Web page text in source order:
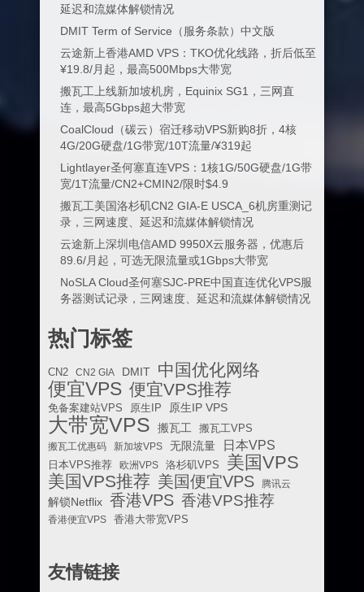
延迟和流媒体解锁情况
DMIT Term of Service（服务条款）中文版
云途新上香港AMD VPS：TKO优化线路，折后低至
¥19.8/月起，最高500Mbps大带宽
搬瓦工上线新加坡机房，Equinix SG1，三网直
连，最高5Gbps超大带宽
CoalCloud（碳云）宿迁移动VPS新购8折，4核
4G/20G硬盘/1G带宽/10T流量/¥319起
Lightlayer圣何塞直连VPS：1核1G/50G硬盘/1G带
宽/1T流量/CN2+CMIN2/限时$4.9
搬瓦工美国洛杉矶CN2 GIA-E USCA_6机房重测记
录，三网速度、延迟和流媒体解锁情况
云途新上深圳电信AMD 9950X云服务器，优惠后
89.6/月起，可选无限流量或1Gbps大带宽
NoSLA Cloud圣何塞SJC-PRE中国直连优化VPS服
务器测试记录，三网速度、延迟和流媒体解锁情况
热门标签
CN2 CN2 GIA DMIT 中国优化网络
便宜VPS 便宜VPS推荐
免备案建站VPS 原生IP 原生IP VPS
大带宽VPS 搬瓦工
搬瓦工VPS
搬瓦工优惠码
新加坡VPS 无限流量 日本VPS
日本VPS推荐 欧洲VPS 洛杉矶VPS 美国VPS
美国VPS推荐 美国便宜VPS 腾讯云
解锁Netflix 香港VPS 香港VPS推荐
香港便宜VPS 香港大带宽VPS
友情链接